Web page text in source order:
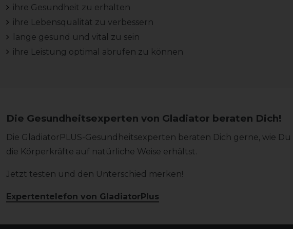
ihre Gesundheit zu erhalten
ihre Lebensqualität zu verbessern
lange gesund und vital zu sein
ihre Leistung optimal abrufen zu können
Die Gesundheitsexperten von Gladiator beraten Dich!
Die GladiatorPLUS-Gesundheitsexperten beraten Dich gerne, wie
die Körperkräfte auf natürliche Weise erhältst.
Jetzt testen und den Unterschied merken!
Expertentelefon von GladiatorPlus